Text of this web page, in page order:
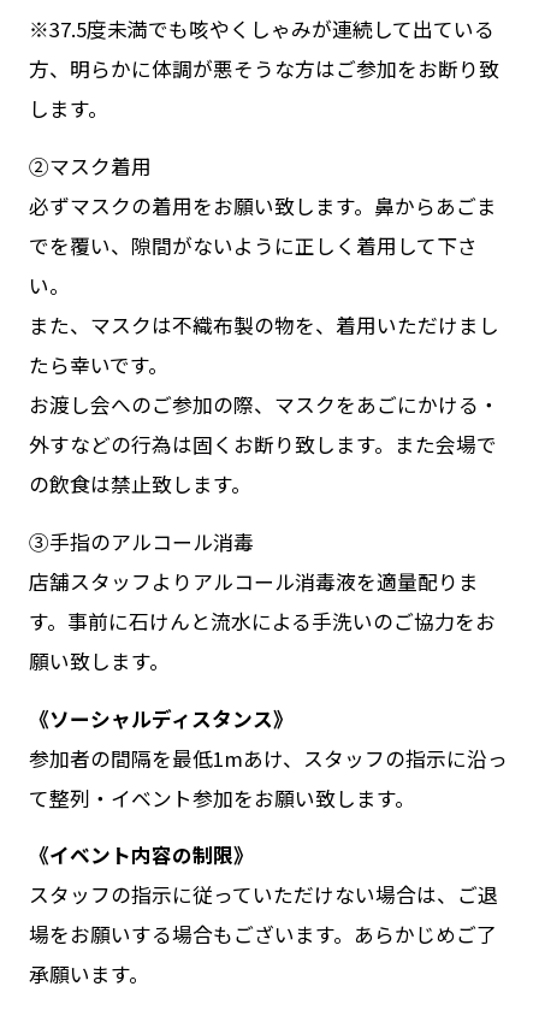
※37.5度未満でも咳やくしゃみが連続して出ている
方、明らかに体調が悪そうな方はご参加をお断り致
します。
②マスク着用
必ずマスクの着用をお願い致します。鼻からあごま
でを覆い、隙間がないように正しく着用して下さ
い。
また、マスクは不織布製の物を、着用いただけまし
たら幸いです。
お渡し会へのご参加の際、マスクをあごにかける・
外すなどの行為は固くお断り致します。また会場で
の飲食は禁止致します。
③手指のアルコール消毒
店舗スタッフよりアルコール消毒液を適量配りま
す。事前に石けんと流水による手洗いのご協力をお
願い致します。
《ソーシャルディスタンス》
参加者の間隔を最低1mあけ、スタッフの指示に沿っ
て整列・イベント参加をお願い致します。
《イベント内容の制限》
スタッフの指示に従っていただけない場合は、ご退
場をお願いする場合もございます。あらかじめご了
承願います。